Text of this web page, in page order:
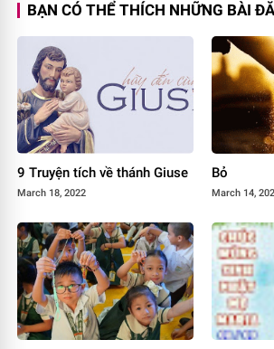
BẠN CÓ THỂ THÍCH NHỮNG BÀI
9 Truyện tích về thánh Giuse
March 18, 2022
Bỏ
March 14,